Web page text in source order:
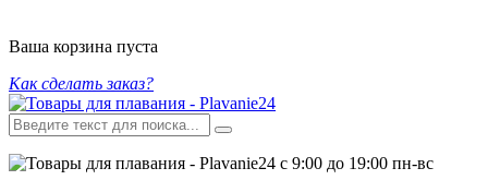
Ваша корзина пуста
Как сделать заказ?
с 9:00 до 19:00 пн-вс